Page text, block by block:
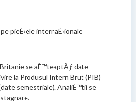
pieÈ›ele internaÈ›ionale
se aÈ™teaptÄƒ date
la Produsul Intern Brut (PIB)
semestriale). AnaliÈ™tii se